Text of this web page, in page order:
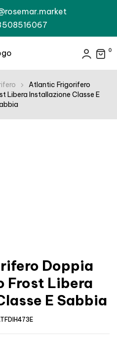
0
Atlantic Frigorifero
Libera Installazione Classe E
Doppia
Frost Libera
E Sabbia